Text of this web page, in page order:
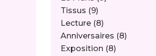
Tissus (9)
Lecture (8)
Anniversaires (8)
Exposition (8)